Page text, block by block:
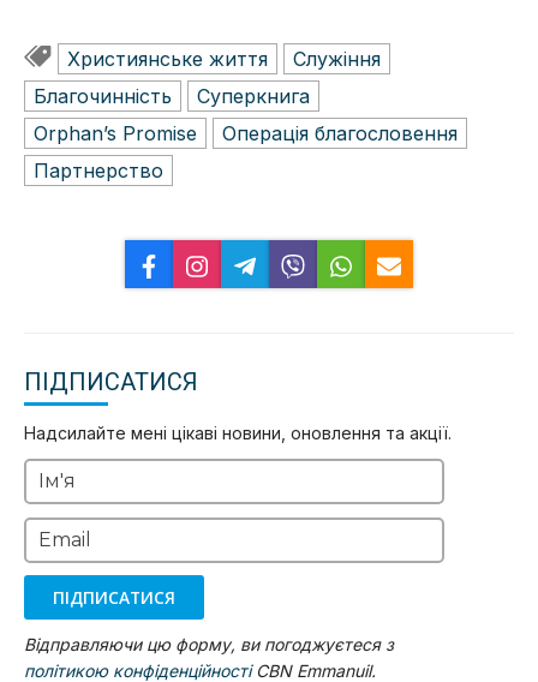
Християнське життя
Служіння
Благочинність
Суперкнига
Orphan’s Promise
Операція благословeння
Партнерство
ПІДПИСАТИСЯ
Надсилайте мені цікаві новини, оновлення та акції.
Ім'я
Email
ПІДПИСАТИСЯ
Відправляючи цю форму, ви погоджуєтеся з
політикою конфіденційностіCBN Emmanuil.